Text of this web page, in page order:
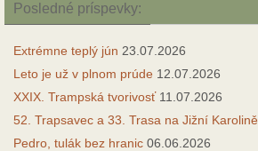
Posledné príspevky:
Extrémne teplý jún 23.07.2026
Leto je už v plnom prúde 12.07.2026
XXIX. Trampská tvorivosť 11.07.2026
52. Trapsavec a 33. Trasa na Jižní Karolině
Pedro, tulák bez hranic 06.06.2026